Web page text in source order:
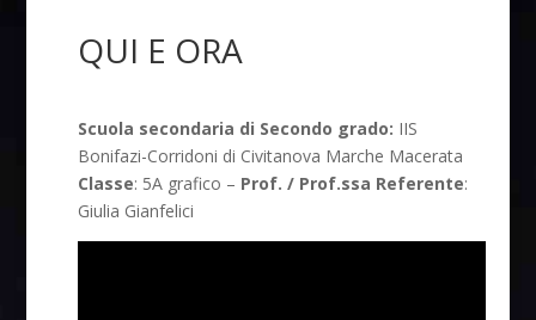
QUI E ORA
Scuola secondaria di Secondo grado: IIS
Bonifazi-Corridoni di Civitanova Marche Macerata
Classe: 5A grafico – Prof. / Prof.ssa Referente:
Giulia Gianfelici